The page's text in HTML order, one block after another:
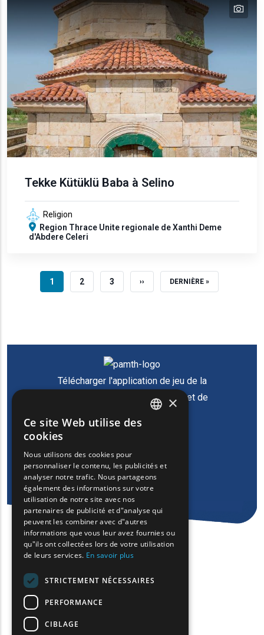
text
Tekke Kütüklü Baba à Selino
Religion
Region Thrace Unite regionale de Xanthi Deme
d'Abdere Celeri
PAGE COURANTE
1 PAGE
2 PAGE
3 PAGE SUIVANTE
›› DERNIÈRE PAGE
DERNIÈRE »
Télécharger l'application de jeu de la
Région de Macédoine orientale et de
FRENCH
BULGARIAN
GERMAN
ROMANIAN
TURKISH
×
Ce site Web utilise des
cookies
Nous utilisons des cookies pour
personnaliser le contenu, les publicités et
analyser notre trafic. Nous partageons
également des informations sur votre
utilisation de notre site avec nos
partenaires de publicité et d"analyse qui
peuvent les combiner avec d"autres
informations que vous leur avez fournies ou
qu"ils ont collectées lors de votre utilisation
de leurs services. En savoir plus
STRICTEMENT NÉCESSAIRES
PERFORMANCE
CIBLAGE